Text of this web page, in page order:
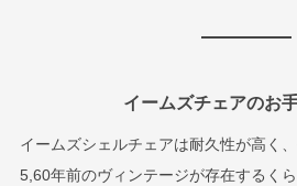
イームズチェアのお
イームズシェルチェアは耐久性が高く
5,60年前のヴィンテージが存在するく